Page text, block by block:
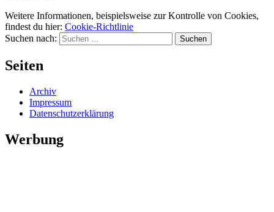
Weitere Informationen, beispielsweise zur Kontrolle von Cookies,
findest du hier: Cookie-Richtlinie
Suchen nach:
Seiten
Archiv
Impressum
Datenschutzerklärung
Werbung